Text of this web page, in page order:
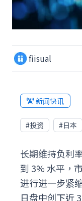
fiisual
新闻快讯
#投资 #日本
长期维持负利
到 3% 水平，
进行进一步紧
日盘中创下近